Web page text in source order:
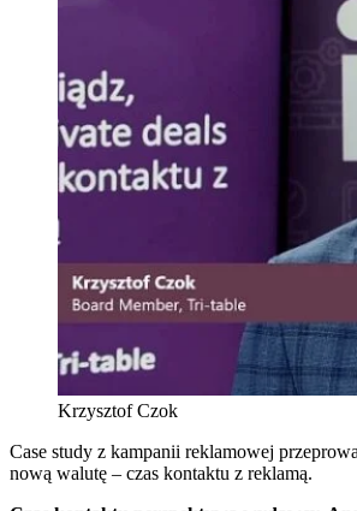
Krzysztof Czok
Case study z kampanii reklamowej
nową walutę – czas kontaktu z reklamą.